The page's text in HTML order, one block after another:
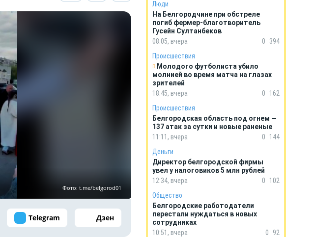
Фото: t.me/belgorod01
Telegram Дзен
Люди
На Белгородчине при обстреле
погиб фермер-благотворитель
Гусейн Султанбеков
08:05, вчера
0
394
Происшествия
Молодого футболиста убило
молнией во время матча на глазах
зрителей
18:45, вчера
0
162
Происшествия
Белгородская область под огнем —
137 атак за сутки и новые раненые
11:11, вчера
0
144
Деньги
Директор белгородской фирмы
увел у налоговиков 5 млн рублей
12:34, вчера
0
102
Общество
Белгородские работодатели
перестали нуждаться в новых
сотрудниках
10:51, вчера
0 92